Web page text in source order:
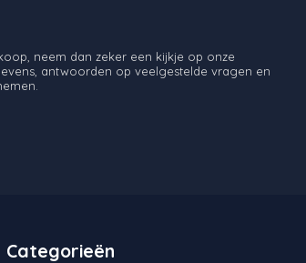
neem dan zeker een kijkje op onze
antwoorden op veelgestelde vragen en
Categorieën